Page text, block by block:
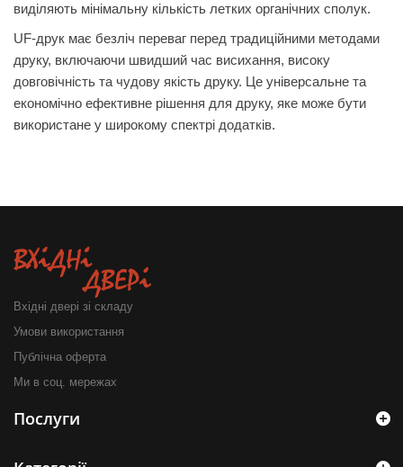
виділяють мінімальну кількість летких органічних сполук.
UF-друк має безліч переваг перед традиційними методами
друку, включаючи швидший час висихання, високу
довговічність та чудову якість друку. Це універсальне та
економічно ефективне рішення для друку, яке може бути
використане у широкому спектрі додатків.
Вхідні двері зі складу
Умови використання
Публічна оферта
Ми в соц. мережах
Послуги